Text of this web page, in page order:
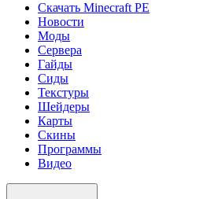
Скачать Minecraft PE
Новости
Моды
Сервера
Гайды
Сиды
Текстуры
Шейдеры
Карты
Скины
Программы
Видео